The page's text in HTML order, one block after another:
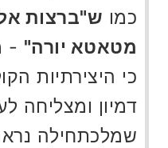
כמו ש"ברצות
מטאטא יורה" -
כי היצירתיות
דמיון ומצליחה
שמלכתחילה